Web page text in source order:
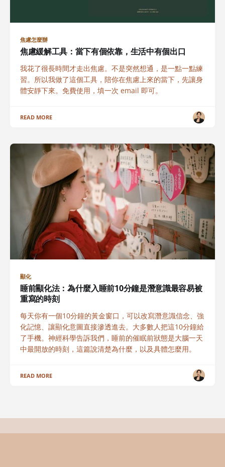
焦慮怎麼辦
焦慮緩解工具：當下有個依靠，生活中有個出口
我花了很長時間才走出焦慮。不是突然想通，是一點一點練
習。所以我做了這個工具，陪你在焦慮上來的當下，先讓身
體安靜下來。免費使用，填一次 email 即可。
READ MORE
顯化
睡前顯化法：為什麼入睡前10分鐘是潛意識最容易被
重寫的時刻
每天你有一個10分鐘的黃金窗口，可以改寫潛意識信念、強
化記憶、讓顯化意圖直接滲透進去。大多數人把這10分鐘給
了手機。神經科學告訴我們，睡前的催眠前狀態是大腦一天
中最開放的時刻，這篇說清楚為什麼，以及具體怎麼用。
READ MORE